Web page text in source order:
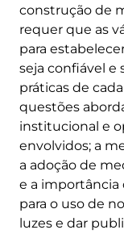
construção de
requer que as
para
seja confiável e
práticas de
questões
institucional e
envolvidos; a
a adoção de
e a importância
para o uso de
luzes e dar